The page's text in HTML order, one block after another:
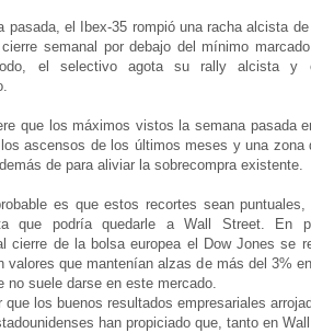
pasada, el Ibex-35 rompió una racha alcista
semanal por debajo del mínimo
el selectivo agota su rally alcista y
que los máximos vistos la semana pasada
ascensos de los últimos meses y una zona
de para aliviar la sobrecompra existente.
es que estos recortes sean
que podría quedarle a Wall Street. En
cierre de la bolsa europea el Dow Jones se
valores que mantenían alzas de más del 3%
no suele darse en este mercado.
los buenos resultados empresariales
han propiciado que, tanto en